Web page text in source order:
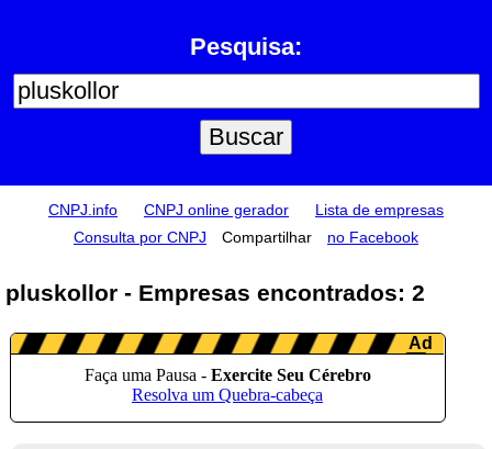
Pesquisa:
CNPJ.info CNPJ online gerador
Lista de empresas
Consulta por CNPJ
Compartilhar no Facebook
pluskollor - Empresas encontrados: 2